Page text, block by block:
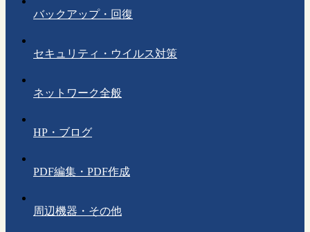
バックアップ・回復
セキュリティ・ウイルス対策
ネットワーク全般
HP・ブログ
PDF編集・PDF作成
周辺機器・その他